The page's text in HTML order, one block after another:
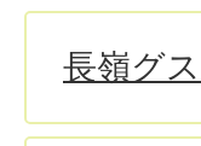
長嶺グ